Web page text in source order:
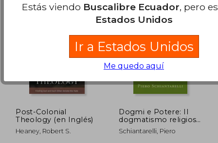
Post-Colonial
Theology (en Inglés)
Heaney, Robert S.
Dogmi e Potere: Il
dogmatismo religioso
è incompatibile con
la convivenza civile e
Schiantarelli, Piero
Estás viendo Buscalibre Ecuador, pero
Estados Unidos
Ir a Estados Unidos
Me quedo aquí